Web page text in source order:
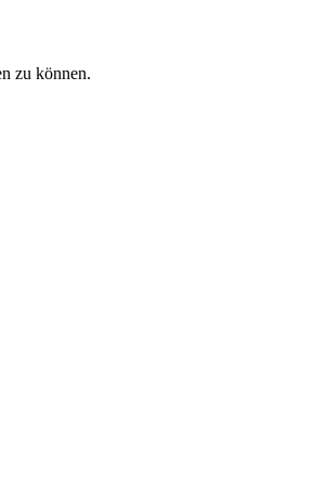
zu können.